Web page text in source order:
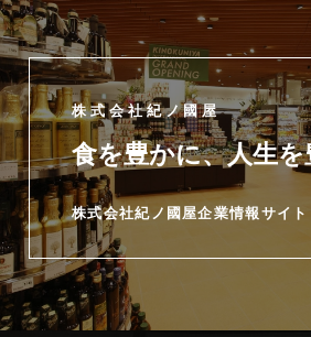
株式会社紀ノ國屋
食を豊かに、人生
株式会社紀ノ國屋企業情報サイト